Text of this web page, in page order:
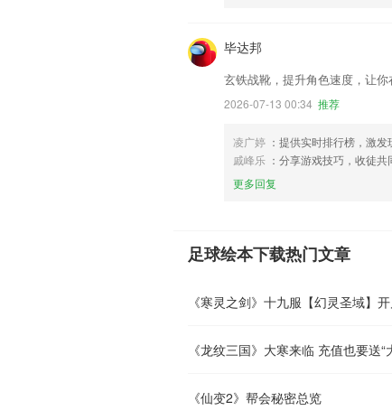
毕达邦
玄铁战靴，提升角色速度，让你
2026-07-13 00:34 推荐
凌广婷 ：提供实时排行榜，激
戚峰乐 ：分享游戏技巧，收徒共
更多回复
足球绘本下载热门文章
《寒灵之剑》十九服【幻灵圣域】
《龙纹三国》大寒来临 充值也要送“
《仙变2》帮会秘密总览